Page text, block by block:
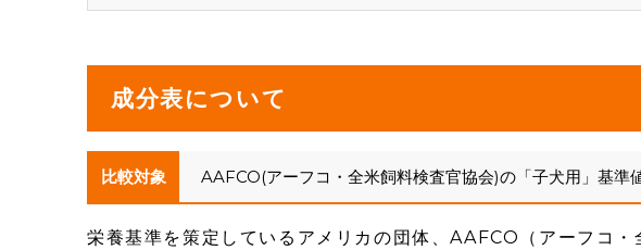
成分表について
比較対象 AAFCO(アーフコ・全米飼料検査官協会)の「子犬用」基準
栄養基準を策定しているアメリカの団体、AAFCO（アーフコ